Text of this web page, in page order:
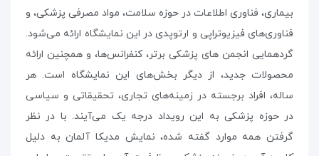
بیماری، فناوری اطلاعات در حوزه سلامت، مواد مصرفی پزشکی، و
فناوری‌های فیزیوتراپی و ارتوپدی در این نمایشگاه ارائه می‌شود.
گردهمایی انجمن های پزشکی برتر، کنفرانس‌ها، و همچنین ارائه
محصولات جدید، از دیگر بخش‌های این نمایشگاه است. هر
ساله، افراد برجسته در زمینه‌های تجاری، تحقیقاتی و سیاسی
در حوزه پزشکی به این رویداد درجه یک می‌آیند. با در نظر
گرفتن همه موارد گفته شده، نمایش مدیکا آلمان به دلیل